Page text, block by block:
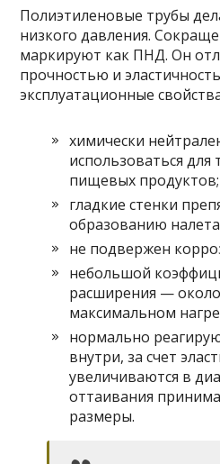
Полиэтиленовые трубы
низкого давления.
маркируют как ПНД. Он
прочностью и
эксплуатационные
химически
использоваться
пищевых продуктов;
гладкие стенки
образованию
не подвержен
небольшой
расширения —
максимальном
нормально
внутри, за счет
увеличиваются в
оттаивания
размеры.